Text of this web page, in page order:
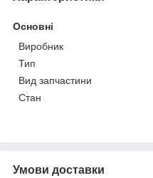
Основні
Виробник
Тип
Вид запчастини
Стан
Умови доставки